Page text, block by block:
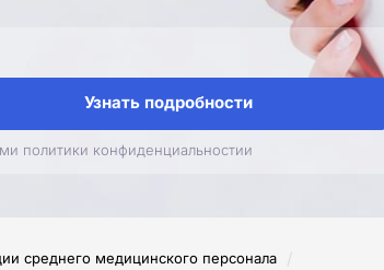
Узнать подробности
политики конфиденциальностии
среднего медицинского персонала /